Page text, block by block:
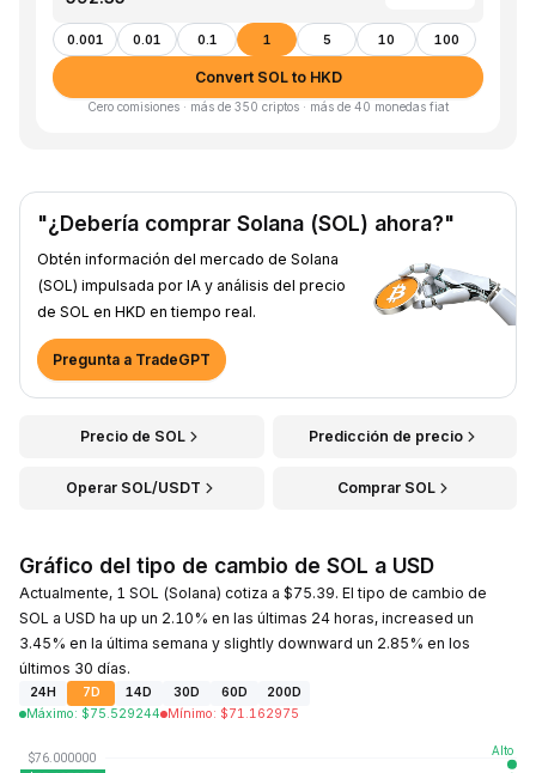
0.001 0.01 0.1 1 5 10 100
Convert SOL to HKD
Cero comisiones · más de 350 criptos · más de 40 monedas fiat
"¿Debería comprar Solana (SOL) ahora?"
Obtén información del mercado de Solana
(SOL) impulsada por IA y análisis del precio
de SOL en HKD en tiempo real.
Pregunta a TradeGPT
Precio de SOL Predicción de precio
Operar SOL/USDT Comprar SOL
Gráfico del tipo de cambio de SOL a USD
Actualmente, 1 SOL (Solana) cotiza a $75.39. El tipo de cambio de
SOL a USD ha up un 2.10% en las últimas 24 horas, increased un
3.45% en la última semana y slightly downward un 2.85% en los
últimos 30 días.
24H 7D 14D 30D 60D
200D
Máximo: $75.529244 Mínimo: $71.162975